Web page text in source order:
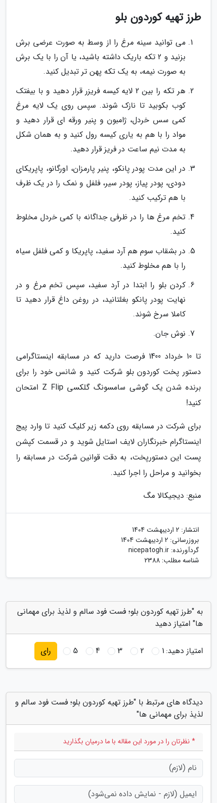
طرز تهیه کوردون بلو
می توانید سینه مرغ را از وسط به صورت عرضی برش
بزنید و 2 تکه باریک داشته باشید، یا آن را با یک برش
به صورت نیمه، به یک تکه پهن تر تبدیل کنید.
هر تکه را بین 2 لایه کیسه فریزر قرار دهید و با بیفتک
کوب بکوبید تا نازک شوند. سپس روی یک لایه مرغ
کمی سس خردل، ژامبون و پنیر ورقه ای قرار دهید و
مواد را با هم به یاری کیسه رول کنید و به همان شکل
به مدت نیم ساعت در فریز قرار دهید.
در این مدت پودر پانکو، پنیر پارمزان، اورگانو، پاپریکای
دودی، پودر پیاز، پودر سیر، فلفل و نمک را در یک ظرف
با هم ترکیب کنید.
تخم مرغ ها را در ظرفی جداگانه با کمی خردل مخلوط
کنید.
در بشقاب سوم هم آرد سفید، پاپریکا و کمی فلفل سیاه
را با هم مخلوط کنید.
کردن بلو را ابتدا در آرد سفید، سپس تخم مرغ و در
نهایت پودر پانکو بغلتانید، در روغن داغ قرار دهید تا
کاملا سرخ شوند.
نوش جان.
تا 10 خرداد 1400 فرصت دارید که در مسابقه اینستاگرامی
دستور پخت کوردون بلو شرکت کنید و شانس خود را برای
برنده شدن یک گوشی سامسونگ گلکسی Z Flip امتحان
کنید!
برای شرکت در مسابقه روی دکمه زیر کلیک کنید تا وارد پیج
اینستاگرام خبرنگاران لایف استایل شوید و در قسمت کپشن
پست این دستورپخت، به دقت قوانین شرکت در مسابقه را
بخوانید و مراحل را اجرا کنید.
منبع: دیجیکالا مگ
انتشار: 2 اردیبهشت 1404
بروزرسانی: 2 اردیبهشت 1404
گردآورنده: nicepatogh.ir
شناسه مطلب: 2388
به "طرز تهیه کوردون بلو؛ فست فود سالم و لذیذ برای مهمانی
ها" امتیاز دهید
امتیاز دهید:1
2
3
4
5 رای
دیدگاه های مرتبط با "طرز تهیه کوردون بلو؛ فست فود سالم و
لذیذ برای مهمانی ها"
* نظرتان را در مورد این مقاله با ما درمیان بگذارید